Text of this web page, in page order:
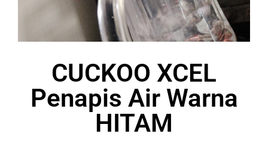
CUCKOO XCEL
Penapis Air Warna
HITAM